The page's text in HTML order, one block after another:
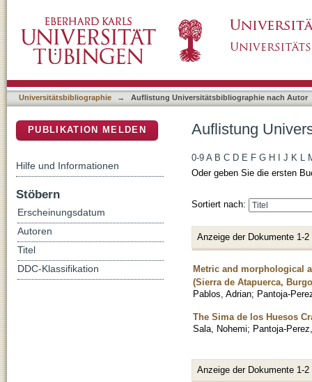
Universitätsbibliographie → Auflistung Universitätsbibliographie nach Autor
Auflistung
0-9 A B C D E F G H J K L
Oder geben Sie die ersten
Sortiert nach:
Anzeige der Dokumente 1-2
Metric and morphological
(Sierra de Atapuerca,
Pablos, Adrian; Pantoja-
The Sima de los Huesos
Sala, Nohemi; Pantoja-
Anzeige der Dokumente 1-2
PUBLIKATION MELDEN
Hilfe und Informationen
Stöbern
Erscheinungsdatum
Autoren
Titel
DDC-Klassifikation